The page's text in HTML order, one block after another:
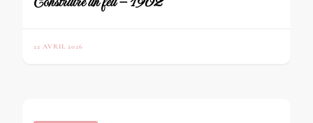
22 AVRIL 2026